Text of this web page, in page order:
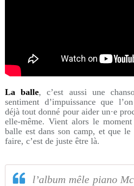
La balle, c’est aussi une
sentiment d’impuissance que
déjà tout donné pour aider un·e
elle-même. Vient alors le
balle est dans son camp, et que le
faire, c’est de juste être là.
l’album mêle piano